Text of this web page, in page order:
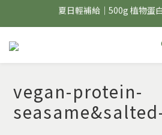
夏日輕補給｜500g 植物蛋
新彼友輕體驗｜植物蛋白
美力開肌｜滿 $1,488 贈美
vegan-protein-